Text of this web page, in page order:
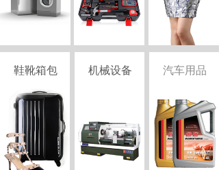
机械设备
鞋靴箱包 汽车用品